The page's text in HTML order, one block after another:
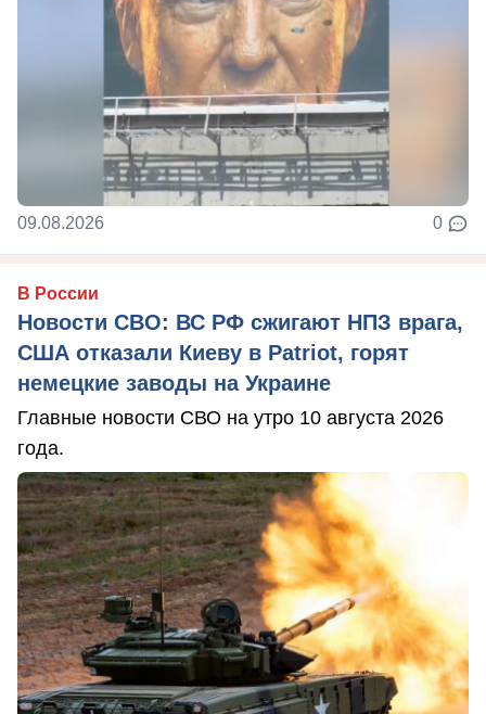
09.08.2026 0
В России
Новости СВО: ВС РФ сжигают НПЗ врага,
США отказали Киеву в Patriot, горят
немецкие заводы на Украине
Главные новости СВО на утро 10 августа 2026
года.